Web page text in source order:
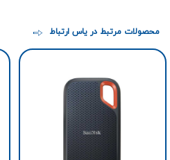
محصولات مرتبط در یاس ارتباط